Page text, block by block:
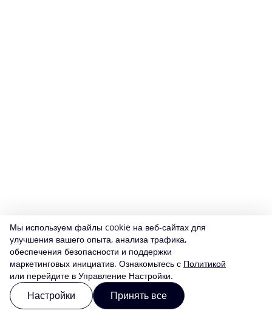
Мы используем файлы cookie на веб-сайтах для
улучшения вашего опыта, анализа трафика,
обеспечения безопасности и поддержки
маркетинговых инициатив. Ознакомьтесь с Политикой
или перейдите в Управление Настройки.
Настройки Принять все